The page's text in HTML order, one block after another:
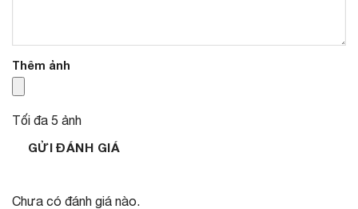
Thêm ảnh
Tối đa 5 ảnh
GỬI ĐÁNH GIÁ
Chưa có đánh giá nào.